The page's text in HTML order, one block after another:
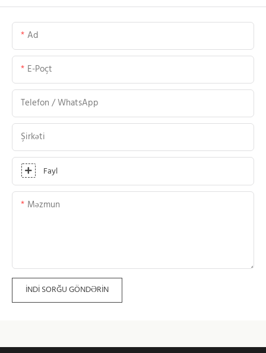
Ad
E-Poçt
Telefon / WhatsApp
Şirkəti
Fayl
Məzmun
İNDI SORĞU GÖNDƏRIN